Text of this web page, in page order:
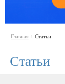
Главная \ Статьи
Статьи